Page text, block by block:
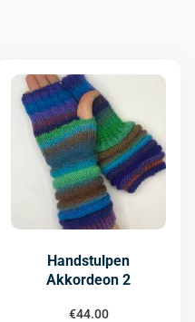
Handstulpen
Akkordeon 2
€44.00